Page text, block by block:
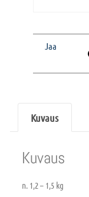
Jaa
Kuvaus
Kuvaus
n. 1,2 – 1,5 kg